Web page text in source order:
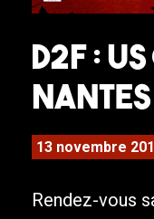
D2F :
Nantes
13 novembre
Rendez-vous